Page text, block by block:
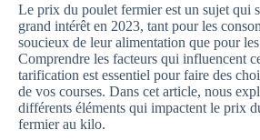
Le prix du poulet fermier est un sujet qui
grand intérêt en 2023, tant pour les
soucieux de leur alimentation que pour
Comprendre les facteurs qui influencent
tarification est essentiel pour faire des
de vos courses. Dans cet article, nous
différents éléments qui impactent le prix
fermier au kilo.